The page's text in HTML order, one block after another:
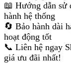
📖 Hướng dẫn sử
hành hệ thống
🔄 Bảo hành dài
hoạt động tốt
📞 Liên hệ ngay
giá ưu đãi nhất!